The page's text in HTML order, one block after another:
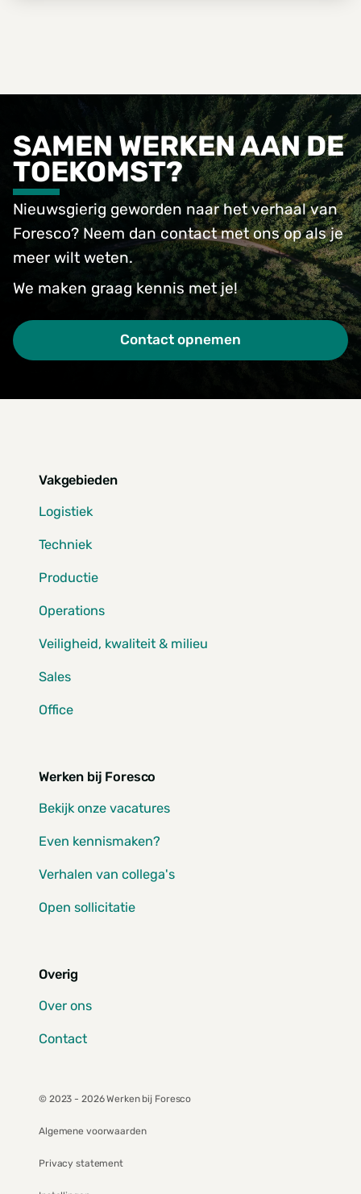
SAMEN WERKEN AAN DE
TOEKOMST?
Nieuwsgierig geworden naar het verhaal van
Foresco? Neem dan contact met ons op als je
meer wilt weten.
We maken graag kennis met je!
Contact opnemen
Vakgebieden
Logistiek
Techniek
Productie
Operations
Veiligheid, kwaliteit & milieu
Sales
Office
Werken bij Foresco
Bekijk onze vacatures
Even kennismaken?
Verhalen van collega's
Open sollicitatie
Overig
Over ons
Contact
© 2023 - 2026 Werken bij Foresco
Algemene voorwaarden
Privacy statement